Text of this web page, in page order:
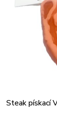
Steak pískací